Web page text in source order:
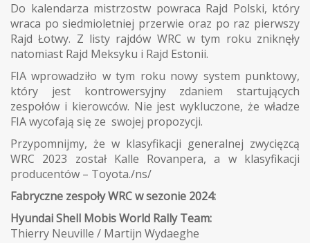
Do kalendarza mistrzostw powraca Rajd Polski, który
wraca po siedmioletniej przerwie oraz po raz pierwszy
Rajd Łotwy. Z listy rajdów WRC w tym roku zniknęły
natomiast Rajd Meksyku i Rajd Estonii.
FIA wprowadziło w tym roku nowy system punktowy,
który jest kontrowersyjny zdaniem startujących
zespołów i kierowców. Nie jest wykluczone, że władze
FIA wycofają się ze swojej propozycji.
Przypomnijmy, że w klasyfikacji generalnej zwycięzcą
WRC 2023 został Kalle Rovanpera, a w klasyfikacji
producentów – Toyota./ns/
Fabryczne zespoły WRC w sezonie 2024:
Hyundai Shell Mobis World Rally Team:
Thierry Neuville / Martijn Wydaeghe